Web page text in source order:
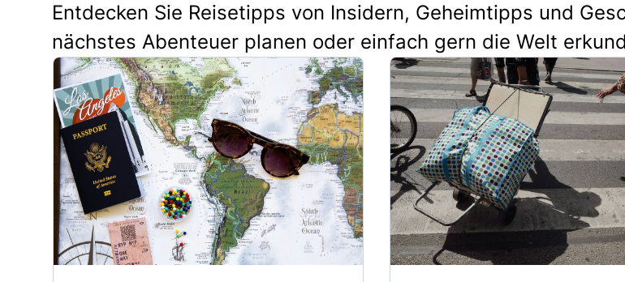
Entdecken Sie Reisetipps von Insidern, Geheimtipps und
nächstes Abenteuer planen oder einfach gern die Welt